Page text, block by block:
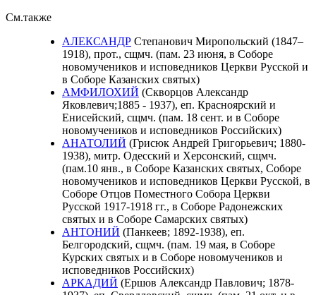
См.также
АЛЕКСАНДР Степанович Миропольский (1847–
1918), прот., сщмч. (пам. 23 июня, в Соборе
новомучеников и исповедников Церкви Русской и
в Соборе Казанских святых)
АМФИЛОХИЙ (Скворцов Александр
Яковлевич;1885 - 1937), еп. Красноярский и
Енисейский, сщмч. (пам. 18 сент. и в Соборе
новомучеников и исповедников Российских)
АНАТОЛИЙ (Грисюк Андрей Григорьевич; 1880-
1938), митр. Одесский и Херсонский, сщмч.
(пам.10 янв., в Соборе Казанских святых, Соборе
новомучеников и исповедников Церкви Русской, в
Соборе Отцов Поместного Собора Церкви
Русской 1917-1918 гг., в Соборе Радонежских
святых и в Соборе Самарских святых)
АНТОНИЙ (Панкеев; 1892-1938), еп.
Белгородский, сщмч. (пам. 19 мая, в Соборе
Курских святых и в Соборе новомучеников и
исповедников Российских)
АРКАДИЙ (Ершов Александр Павлович; 1878-